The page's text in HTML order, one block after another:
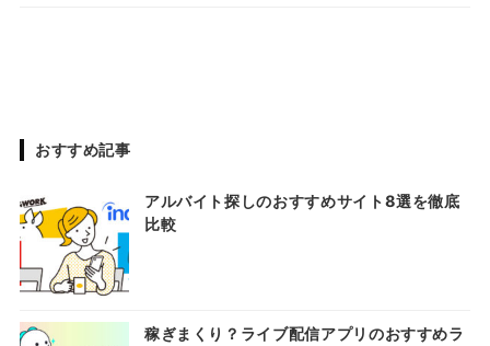
おすすめ記事
アルバイト探しのおすすめサイト8選を徹底
比較
稼ぎまくり？ライブ配信アプリのおすすめラ